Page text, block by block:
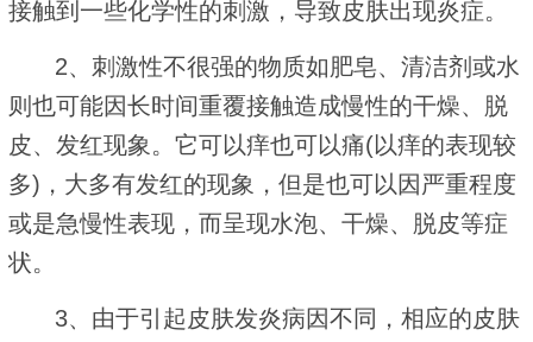
接触到一些化学性的刺激，导致皮肤出现炎症。
2、刺激性不很强的物质如肥皂、清洁剂或水
则也可能因长时间重覆接触造成慢性的干燥、脱
皮、发红现象。它可以痒也可以痛(以痒的表现较
多)，大多有发红的现象，但是也可以因严重程度
或是急慢性表现，而呈现水泡、干燥、脱皮等症
状。
3、由于引起皮肤发炎病因不同，相应的皮肤